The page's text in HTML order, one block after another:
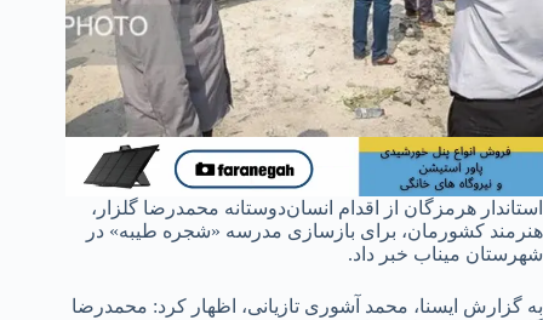
استاندار هرمزگان از اقدام انسان‌دوستانه محمدرضا گلزار،
هنرمند کشورمان، برای بازسازی مدرسه «شجره طیبه» در
شهرستان میناب خبر داد.
به گزارش ایسنا، محمد آشوری تازیانی، اظهار کرد: محمدرضا